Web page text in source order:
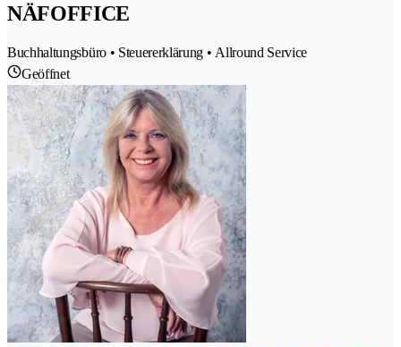
NÄFOFFICE
Buchhaltungsbüro • Steuererklärung • Allround Service
Geöffnet